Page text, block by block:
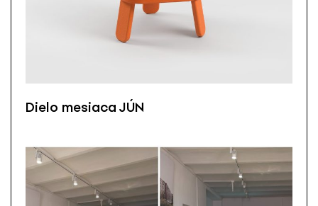
Dielo mesiaca JÚN